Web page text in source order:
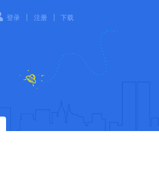
登录 | 注册 | 下载